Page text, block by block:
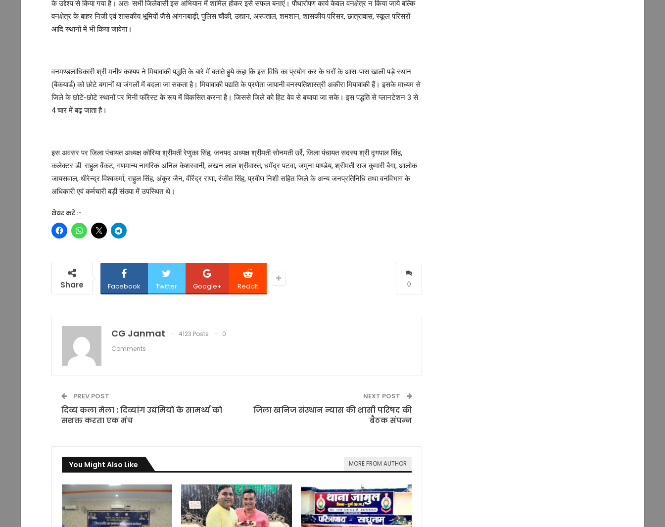
के उद्देश्य से किया गया है। अतः सभी जिलेवासी इस अभियान में शामिल होकर इसे सफल बनाएं। पौधारोपण कार्य केवल वनक्षेत्र न किया जाये बल्कि
वनक्षेत्र के बाहर निजी एवं शासकीय भूमियों जैसे आंगनबाड़ी, पुलिस चौंकी, उद्यान, अस्पताल, शमशान, शासकीय परिसर, छात्रावास, स्कूल परिसरों
आदि स्थानों में भी किया जावेगा।
वनमण्डलाधिकारी श्री मनीष कश्यप ने मियावाकी पद्धति के बारे में बताते हुये कहा कि इस विधि का प्रयोग कर के घरों के आस-पास खाली पड़े स्थान
(बैकयार्ड) को छोटे बगानों या जंगलों में बदला जा सकता है। मियावाकी पद्यति के प्रणेता जापानी वनस्पतिशास्त्री अकीरा मियावाकी हैं। इसके माध्यम से
जिले के छोटे-छोटे स्थानों पर मिनी फॉरेस्ट के रूप में विकसित करना है। जिससे जिले को हिट वेव से बचाया जा सके। इस पद्धति से प्लानटेशन 3 से
4 चार में बढ़ जाता है।
इस अवसर पर जिला पंचायत अध्यक्ष कोरिया श्रीमती रेणुका सिंह, जनपद अध्यक्ष श्रीमती सोनमती उर्रे, जिला पंचायत सदस्य श्री दृगपाल सिंह,
कलेक्टर डी. राहुल वेंकट, गणमान्य नागरिक अनिल केशरवानी, लखन लाल श्रीवास्त, धमेंद्र पटवा, जमुना पाण्डेय, श्रीमती राज कुमारी बैगा, आलोक
जायसवाल, धीरेन्द्र विश्वकर्मा, राहुल सिंह, अंकुर जैन, वीरेंद्र राणा, रंजीत सिंह, प्रवीण निशी सहित जिले के अन्य जनप्रतिनिधि तथा वनविभाग के
अधिकारी एवं कर्मचारी बड़ी संख्या में उपस्थित थे।
शेयर करें :-
0
Share Facebook Twitter Google+ ReddIt
CG Janmat 4123 Posts
0
Comments
PREV POST
दिव्य कला मेला : दिव्यांग उद्यमियों के सामर्थ्य को
सशक्त करता एक मंच
NEXT POST
जिला खनिज संस्थान न्यास की शासी परिषद की
बैठक संपन्न
You Might Also Like MORE FROM AUTHOR